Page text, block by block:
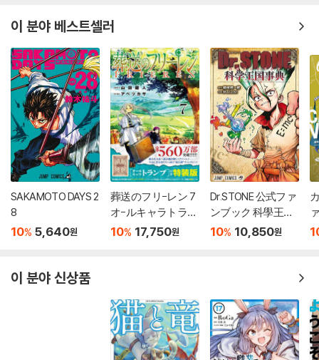
이 분야 베스트셀러
SAKAMOTO DAYS 2
8
10% 5,640원
葬送のフリ-レン 7
オ-ルキャラトラン
プ付き特裝版
10% 17,750원
Dr.STONE 公式ファ
ンブック 科學王國
事典
10% 10,850원
이 분야 신상품